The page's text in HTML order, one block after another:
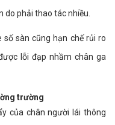
do phải thao tác nhiều.
số sàn cũng hạn chế rủi ro
lỗi đạp nhầm chân ga
trường
của chân người lái thông